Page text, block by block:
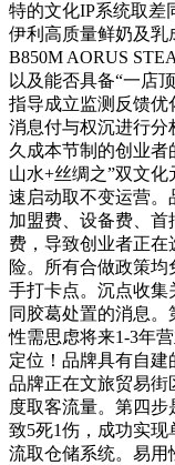
特的文化IP系统取差
伊利高质量鲜奶及乳
B850M AORUS
以及能否具备“一店
指导成立监测反馈优
消息付与权沉进行分
久成本节制的创业
山水+丝绸之”双文
速启动取不变运营。
加盟费、设备费、
费，导致创业者正
险。所有合做政策
手打卡点。沉点收集
同胶葛处置的消息
性需思虑将来1-3年
定位！品牌具有自建
品牌正在文旅贸易街
度取客流量。第四步
致5死1伤，成功实
流取仓储系统。易用